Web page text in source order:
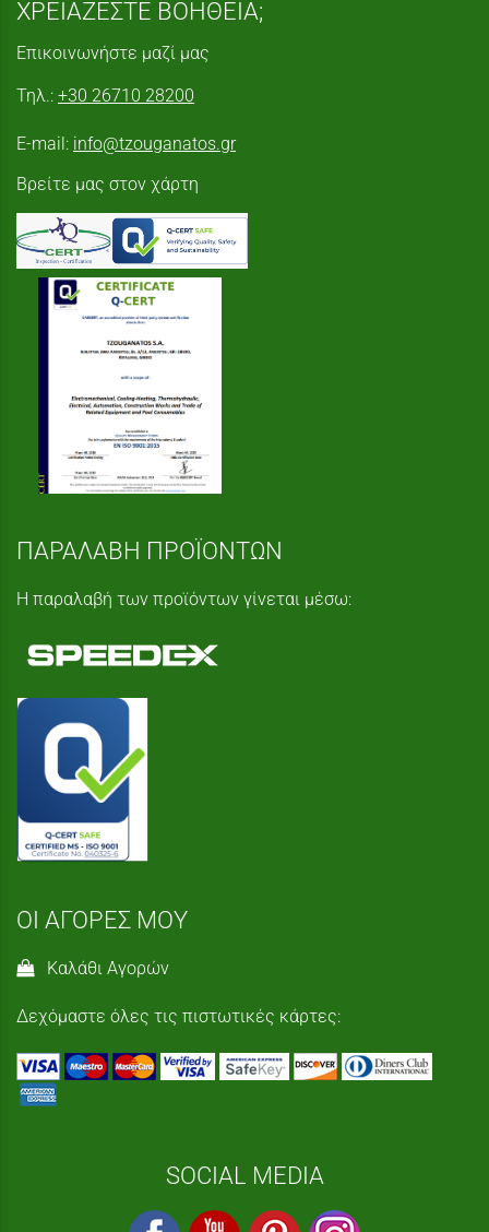
ΧΡΕΙΑΖΕΣΤΕ ΒΟΗΘΕΙΑ;
Επικοινωνήστε μαζί μας
Τηλ.: +30 26710 28200
E-mail: info@tzouganatos.gr
Βρείτε μας στον χάρτη
ΠΑΡΑΛΑΒΗ ΠΡΟΪΟΝΤΩΝ
Η παραλαβή των προϊόντων γίνεται μέσω:
ΟΙ ΑΓΟΡΕΣ ΜΟΥ
Καλάθι Αγορών
Δεχόμαστε όλες τις πιστωτικές κάρτες:
SOCIAL MEDIA